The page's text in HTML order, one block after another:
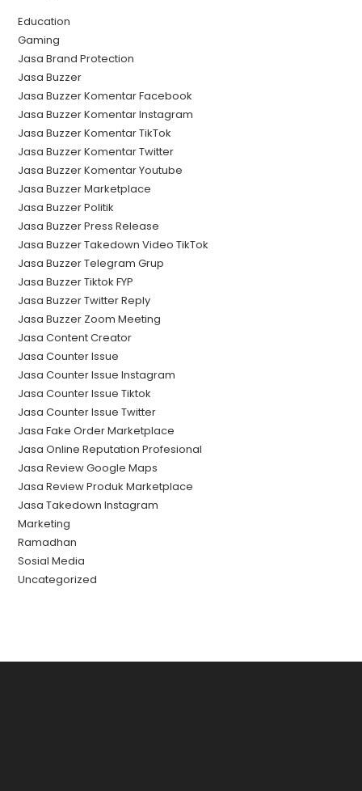
Education
Gaming
Jasa Brand Protection
Jasa Buzzer
Jasa Buzzer Komentar Facebook
Jasa Buzzer Komentar Instagram
Jasa Buzzer Komentar TikTok
Jasa Buzzer Komentar Twitter
Jasa Buzzer Komentar Youtube
Jasa Buzzer Marketplace
Jasa Buzzer Politik
Jasa Buzzer Press Release
Jasa Buzzer Takedown Video TikTok
Jasa Buzzer Telegram Grup
Jasa Buzzer Tiktok FYP
Jasa Buzzer Twitter Reply
Jasa Buzzer Zoom Meeting
Jasa Content Creator
Jasa Counter Issue
Jasa Counter Issue Instagram
Jasa Counter Issue Tiktok
Jasa Counter Issue Twitter
Jasa Fake Order Marketplace
Jasa Online Reputation Profesional
Jasa Review Google Maps
Jasa Review Produk Marketplace
Jasa Takedown Instagram
Marketing
Ramadhan
Sosial Media
Uncategorized